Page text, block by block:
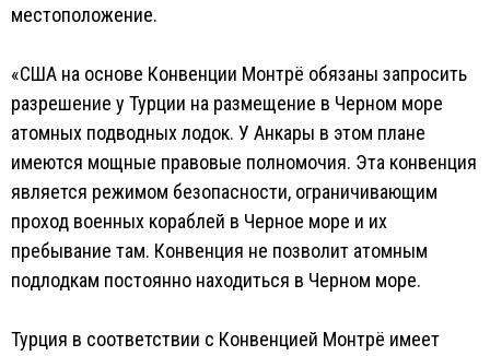
местоположение.
«США на основе Конвенции Монтрё обязаны запросить
разрешение у Турции на размещение в Черном море
атомных подводных лодок. У Анкары в этом плане
имеются мощные правовые полномочия. Эта конвенция
является режимом безопасности, ограничивающим
проход военных кораблей в Черное море и их
пребывание там. Конвенция не позволит атомным
подлодкам постоянно находиться в Черном море.
Турция в соответствии с Конвенцией Монтрё имеет